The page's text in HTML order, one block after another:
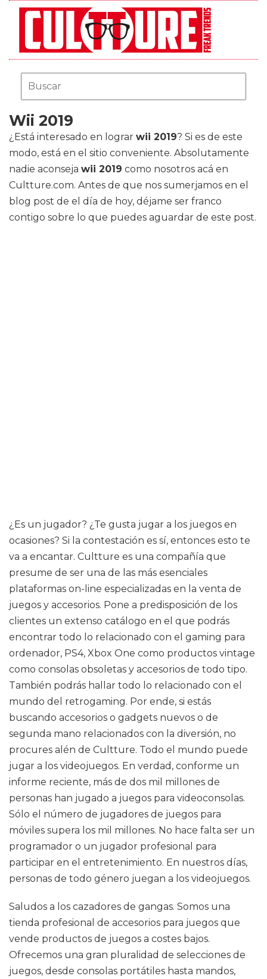
Wii 2019
¿Está interesado en lograr wii 2019? Si es de este
modo, está en el sitio conveniente. Absolutamente
nadie aconseja wii 2019 como nosotros acá en
Cultture.com. Antes de que nos sumerjamos en el
blog post de el día de hoy, déjame ser franco
contigo sobre lo que puedes aguardar de este post.
¿Es un jugador? ¿Te gusta jugar a los juegos en
ocasiones? Si la contestación es sí, entonces esto te
va a encantar. Cultture es una compañía que
presume de ser una de las más esenciales
plataformas on-line especializadas en la venta de
juegos y accesorios. Pone a predisposición de los
clientes un extenso catálogo en el que podrás
encontrar todo lo relacionado con el gaming para
ordenador, PS4, Xbox One como productos vintage
como consolas obsoletas y accesorios de todo tipo.
También podrás hallar todo lo relacionado con el
mundo del retrogaming. Por ende, si estás
buscando accesorios o gadgets nuevos o de
segunda mano relacionados con la diversión, no
procures alén de Cultture. Todo el mundo puede
jugar a los videojuegos. En verdad, conforme un
informe reciente, más de dos mil millones de
personas han jugado a juegos para videoconsolas.
Sólo el número de jugadores de juegos para
móviles supera los mil millones. No hace falta ser un
programador o un jugador profesional para
participar en el entretenimiento. En nuestros días,
personas de todo género juegan a los videojuegos.
Saludos a los cazadores de gangas. Somos una
tienda profesional de accesorios para juegos que
vende productos de juegos a costes bajos.
Ofrecemos una gran pluralidad de selecciones de
juegos, desde consolas portátiles hasta mandos,